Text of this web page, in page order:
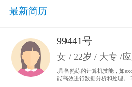
最新简历
99441号
女 / 22岁 / 大专 /
.具备熟练的计算机技能，如
能高效进行数据分析和处理。